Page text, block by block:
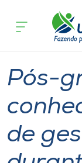
Cursos
Atendimento
Pós-
de